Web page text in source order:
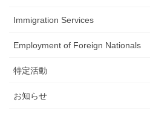
Immigration Services
Employment of Foreign Nationals
特定活動
お知らせ